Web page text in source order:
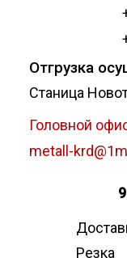
Отгрузка
Станица
Головной
metall-
Резка